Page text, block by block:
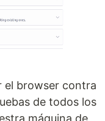
el browser contra
de todos los
máquina de